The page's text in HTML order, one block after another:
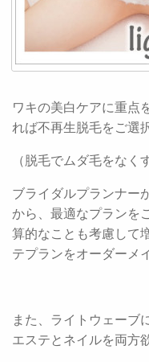
ワキの美白ケアに重点
れば不再生脱毛をご選
（脱毛でムダ毛をなく
ブライダルプランナー
から、最適なプランを
算的なことも考慮して
テプランをオーダーメ
また、ライトウェーブ
エステとネイルを両方